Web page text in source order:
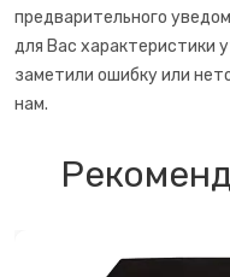
предварительного
для Вас характеристики
заметили ошибку или
нам.